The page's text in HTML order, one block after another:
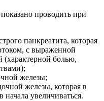
проводить при
панкреатита, которая
с выраженной
(характерной болью,
железы;
железы, которая в
начала увеличиваться.